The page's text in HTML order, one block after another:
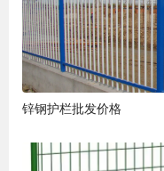
锌钢护栏批发价格